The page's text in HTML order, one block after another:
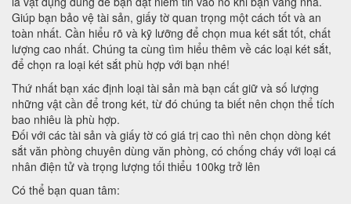
Giúp bạn bảo vệ tài sản, giấy tờ quan trọng một cách tốt và an
toàn nhất. Cần hiểu rõ và kỹ lưỡng để chọn mua két sắt tốt, chất
lượng cao nhất. Chúng ta cùng tìm hiểu thêm về các loại két sắt,
để chọn ra loại két sắt phù hợp với bạn nhé!
Thứ nhất bạn xác định loại tài sản mà bạn cất giữ và số lượng
những vật cần để trong két, từ đó chúng ta biết nên chọn thể tích
bao nhiêu là phù hợp.
Đối với các tài sản và giấy tờ có giá trị cao thì nên chọn dòng két
sắt văn phòng chuyên dùng văn phòng, có chống cháy với loại cá
nhân điện tử và trọng lượng tối thiểu 100kg trở lên
Có thể bạn quan tâm: